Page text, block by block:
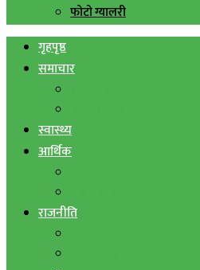
फोटो ग्यालरी
गृहपृष्ठ
समाचार
स्वास्थ्य
आर्थिक
राजनीति